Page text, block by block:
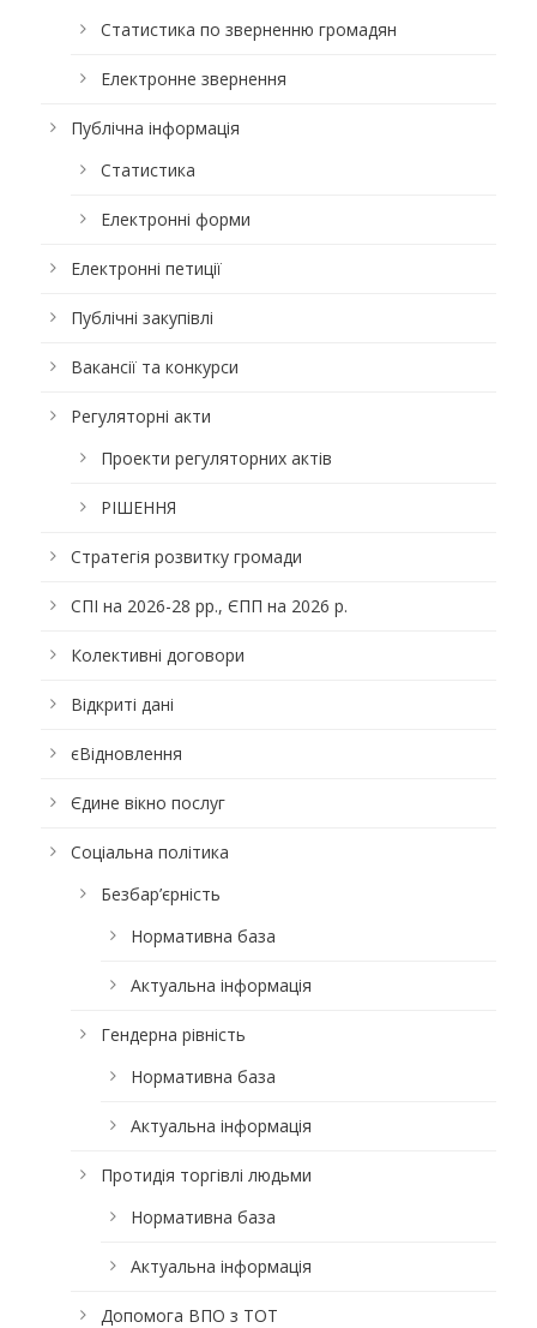
Статистика по зверненню громадян
Електронне звернення
Публічна інформація
Статистика
Електронні форми
Електронні петиції
Публічні закупівлі
Вакансії та конкурси
Регуляторні акти
Проекти регуляторних актів
РІШЕННЯ
Стратегія розвитку громади
СПІ на 2026-28 рр., ЄПП на 2026 р.
Колективні договори
Відкриті дані
єВідновлення
Єдине вікно послуг
Соціальна політика
Безбар’єрність
Нормативна база
Актуальна інформація
Гендерна рівність
Нормативна база
Актуальна інформація
Протидія торгівлі людьми
Нормативна база
Актуальна інформація
Допомога ВПО з ТОТ